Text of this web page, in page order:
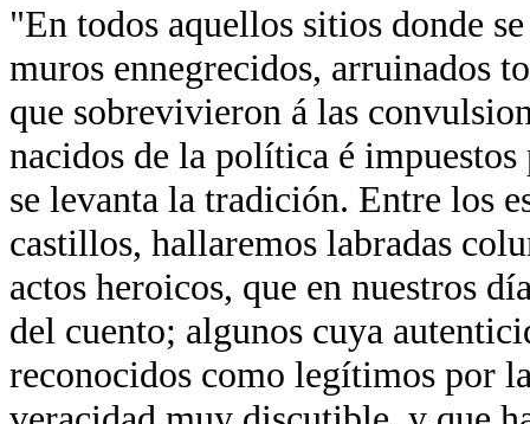
"En todos aquellos sitios donde
muros ennegrecidos, arruinados
que sobrevivieron á las
nacidos de la política é
se levanta la tradición. Entre los
castillos, hallaremos labradas
actos heroicos, que en nuestros
del cuento; algunos cuya
reconocidos como legítimos por